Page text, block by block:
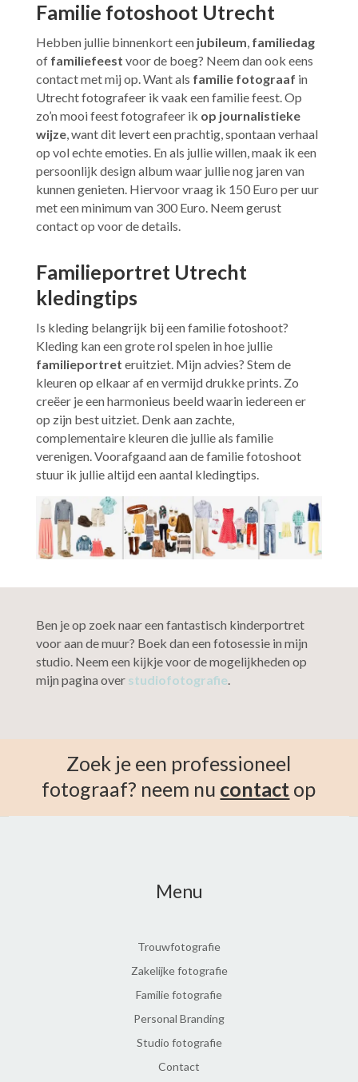
Familie fotoshoot Utrecht
Hebben jullie binnenkort een jubileum, familiedag
of familiefeest voor de boeg? Neem dan ook eens
contact met mij op. Want als familie fotograaf in
Utrechtfotografeer ik vaak een familie feest. Op
zo’n mooi feest fotografeer ik op journalistieke
wijze, want dit levert een prachtig, spontaan verhaal
op vol echte emoties. En als jullie willen, maak ik een
persoonlijk design album waar jullie nog jaren van
kunnen genieten. Hiervoor vraag ik 150 Euro per uur
met een minimum van 300 Euro. Neem gerust
contact op voor de details.
Familieportret Utrecht
kledingtips
Is kleding belangrijk bij een familie fotoshoot?
Kleding kan een grote rol spelen in hoe jullie
familieportret eruitziet. Mijn advies? Stem de
kleuren op elkaar af en vermijd drukke prints. Zo
creëer je een harmonieus beeld waarin iedereen er
op zijn best uitziet. Denk aan zachte,
complementaire kleuren die jullie als familie
verenigen. Voorafgaand aan de familie fotoshoot
stuur ik jullie altijd een aantal kledingtips.
Ben je op zoek naar een fantastisch kinderportret
voor aan de muur? Boek dan een fotosessie in mijn
studio. Neem een kijkje voor de mogelijkheden op
mijn pagina over studiofotografie
Zoek je een professioneel
fotograaf? neem nu contact op
Menu
Trouwfotografie
Zakelijke fotografie
Familie fotografie
Personal Branding
Studio fotografie
Contact